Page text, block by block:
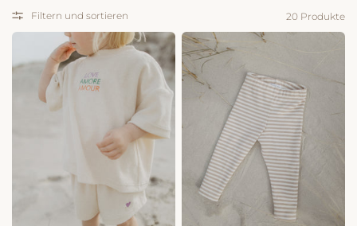
Filtern und sortieren 20 Produkte